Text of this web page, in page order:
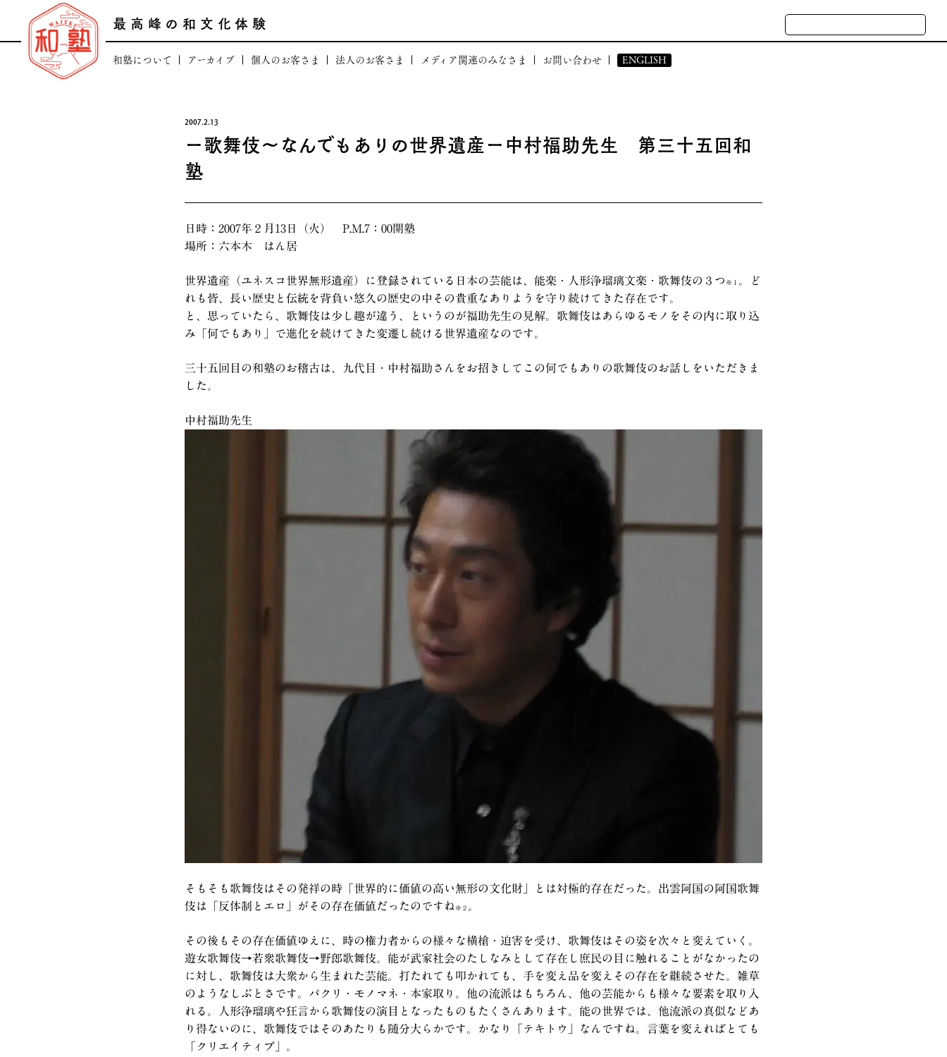
最高峰の和文化体験
和塾について アーカイブ 個人のお客さま
日本の芸術文化を支える社会貢献活動
一般向け講座「和塾お稽古会」について
法人のお客さま
事例のご紹介
メディア関連のみなさま お問い合わせ ENGLISH
CORPORATE PROFILE
2007.2.13
ー歌舞伎～なんでもありの世界遺産ー中村福助先生 第三十五回和
塾
日時：2007年２月13日（火） P.M.7：00開塾
場所：六本木 はん居
世界遺産（ユネスコ世界無形遺産）に登録されている日本の芸能は、能楽・人形浄瑠璃文楽・歌舞伎の３つ ※１ 。ど
れも皆、長い歴史と伝統を背負い悠久の歴史の中その貴重なありようを守り続けてきた存在です。
と、思っていたら、歌舞伎は少し趣が違う、というのが福助先生の見解。歌舞伎はあらゆるモノをその内に取り込
み「何でもあり」で進化を続けてきた変遷し続ける世界遺産なのです。
三十五回目の和塾のお稽古は、九代目・中村福助さんをお招きしてこの何でもありの歌舞伎のお話しをいただきま
した。
中村福助先生
そもそも歌舞伎はその発祥の時「世界的に価値の高い無形の文化財」とは対極的存在だった。出雲阿国の阿国歌舞
伎は「反体制とエロ」がその存在価値だったのですね ※２ 。
その後もその存在価値ゆえに、時の権力者からの様々な横槍・迫害を受け、歌舞伎はその姿を次々と変えていく。
遊女歌舞伎→若衆歌舞伎→野郎歌舞伎。能が武家社会のたしなみとして存在し庶民の目に触れることがなかったの
に対し、歌舞伎は大衆から生まれた芸能。打たれても叩かれても、手を変え品を変えその存在を継続させた。雑草
のようなしぶとさです。パクリ・モノマネ・本家取り。他の流派はもちろん、他の芸能からも様々な要素を取り入
れる。人形浄瑠璃や狂言から歌舞伎の演目となったものもたくさんあります。能の世界では、他流派の真似などあ
り得ないのに、歌舞伎ではそのあたりも随分大らかです。かなり「テキトウ」なんですね。言葉を変えればとても
「クリエイティブ」。